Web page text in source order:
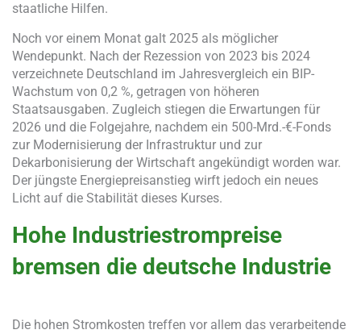
staatliche Hilfen.
Noch vor einem Monat galt 2025 als möglicher
Wendepunkt. Nach der Rezession von 2023 bis 2024
verzeichnete Deutschland im Jahresvergleich ein BIP-
Wachstum von 0,2 %, getragen von höheren
Staatsausgaben. Zugleich stiegen die Erwartungen für
2026 und die Folgejahre, nachdem ein 500-Mrd.-€-Fonds
zur Modernisierung der Infrastruktur und zur
Dekarbonisierung der Wirtschaft angekündigt worden war.
Der jüngste Energiepreisanstieg wirft jedoch ein neues
Licht auf die Stabilität dieses Kurses.
Hohe Industriestrompreise
bremsen die deutsche Industrie
Die hohen Stromkosten treffen vor allem das verarbeitende